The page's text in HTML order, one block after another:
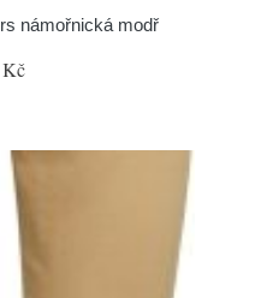
námořnická modř